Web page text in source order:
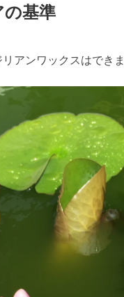
の基準
アンワックスはでき